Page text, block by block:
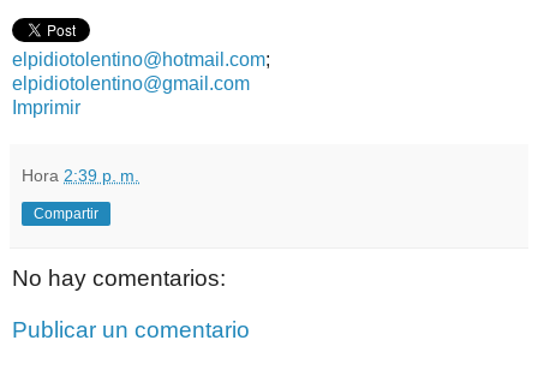
elpidiotolentino@hotmail.com;
elpidiotolentino@gmail.com
Imprimir
Hora 2:39 p. m.
Compartir
No hay comentarios:
Publicar un comentario